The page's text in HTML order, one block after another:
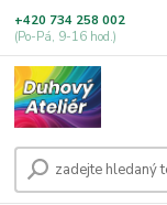
+420 734 258 002
(Po-Pá, 9-16 hod.)